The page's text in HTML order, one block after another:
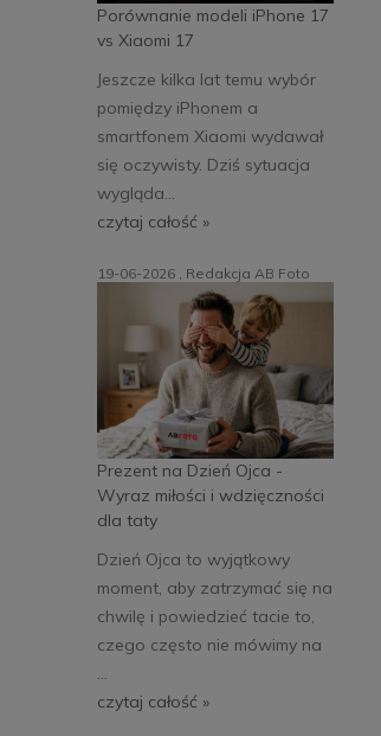
Porównanie modeli iPhone 17
vs Xiaomi 17
Jeszcze kilka lat temu wybór
pomiędzy iPhonem a
smartfonem Xiaomi wydawał
się oczywisty. Dziś sytuacja
wygląda...
czytaj całość »
Prezent na Dzień Ojca -
Wyraz miłości i wdzięczności
dla taty
19-06-2026 , Redakcja AB Foto
Dzień Ojca to wyjątkowy
moment, aby zatrzymać się na
chwilę i powiedzieć tacie to,
czego często nie mówimy na
...
czytaj całość »